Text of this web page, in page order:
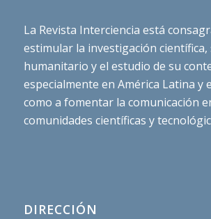
La Revista Interciencia está
estimular la investigación científica,
humanitario y el estudio de su
especialmente en América Latina y
como a fomentar la comunicación
comunidades científicas y
DIRECCIÓN